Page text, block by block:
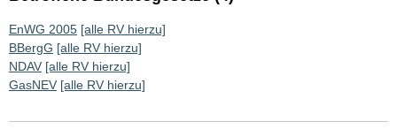
EnWG 2005 [alle RV hierzu]
BBergG [alle RV hierzu]
NDAV [alle RV hierzu]
GasNEV [alle RV hierzu]